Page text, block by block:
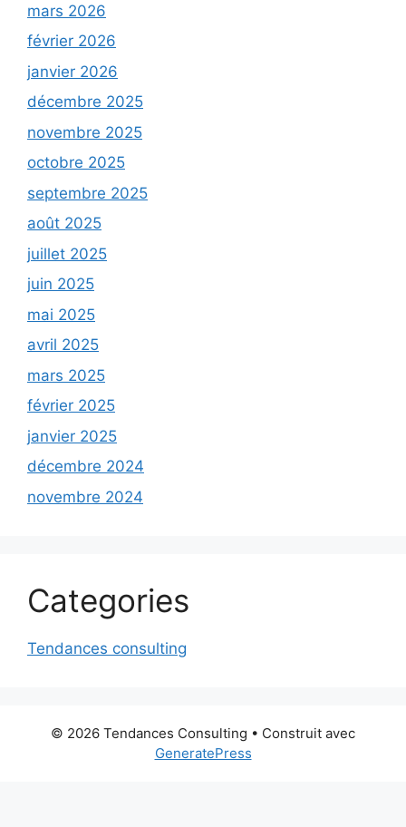
mars 2026
février 2026
janvier 2026
décembre 2025
novembre 2025
octobre 2025
septembre 2025
août 2025
juillet 2025
juin 2025
mai 2025
avril 2025
mars 2025
février 2025
janvier 2025
décembre 2024
novembre 2024
Categories
Tendances consulting
© 2026 Tendances Consulting • Construit avec
GeneratePress